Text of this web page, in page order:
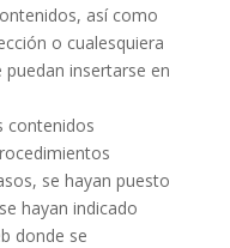
así como
o cualesquiera
insertarse en
contenidos
se hayan puesto
hayan indicado
donde se